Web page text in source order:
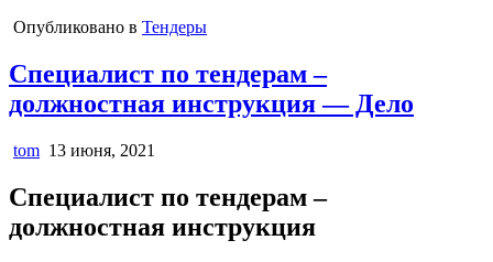
Опубликовано в Тендеры
Специалист по тендерам –
должностная инструкция — Дело
tom 13 июня, 2021
Специалист по тендерам –
должностная инструкция